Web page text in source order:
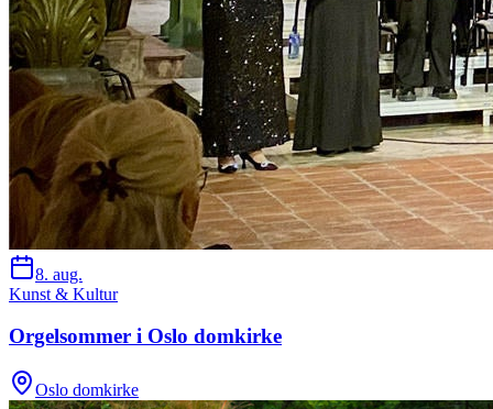
8. aug.
Kunst & Kultur
Orgelsommer i Oslo domkirke
Oslo domkirke